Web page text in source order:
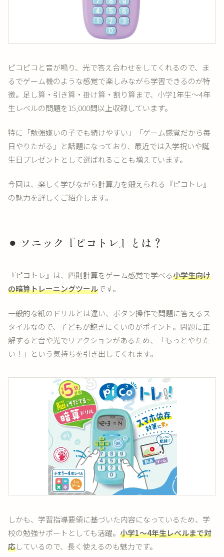
ピコピコと音が鳴り、光で答え合わせをしてくれるので、ま
るでゲーム機のような感覚で楽しみながら学習できるのが特
徴。足し算・引き算・掛け算・割り算まで、小学1年生〜4年
生レベルの問題を15,000問以上収録しています。
特に「勉強嫌いの子でも続けやすい」「ゲーム感覚だから毎
日やりたがる」と話題になっており、最近では入学祝いや誕
生日プレゼントとして選ばれることも増えています。
今回は、楽しく学びながら計算力を鍛えられる『ピコトレ』
の魅力を詳しくご紹介します。
⚫︎ ソニック『ピコトレ』とは？
『ピコトレ』は、四則計算をゲーム感覚で学べる小学生向け
の暗算トレーニングツールです。
一般的な紙のドリルとは違い、ボタン操作で問題に答えるス
タイルなので、子どもが飽きにくいのがポイント。問題に正
解すると音や光でリアクションがあるため、「もっとやりた
い！」という気持ちを引き出してくれます。
しかも、学習指導要領に基づいた内容になっているため、学
校の勉強サポートとしても活躍。 小学1〜4年生レベルまで対
応しているので、長く使えるのも魅力です。